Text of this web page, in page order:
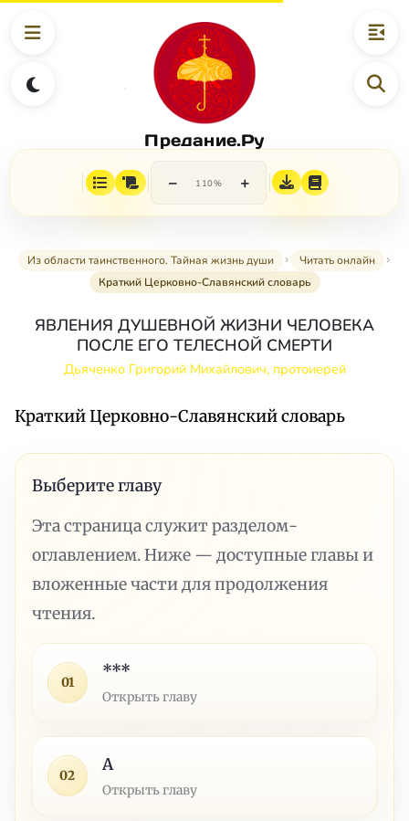
Предание.Ру
− 110% +
Из области таинственного. Тайная жизнь души
Читать онлайн
Краткий Церковно-Славянский словарь
ЯВЛЕНИЯ ДУШЕВНОЙ ЖИЗНИ ЧЕЛОВЕКА
ПОСЛЕ ЕГО ТЕЛЕСНОЙ СМЕРТИ
Дьяченко Григорий Михайлович, протоиерей
Краткий Церковно-Славянский словарь
Выберите главу
Эта страница служит разделом-
оглавлением. Ниже — доступные главы и
вложенные части для продолжения
чтения.
01
***
Открыть главу
02
А
Открыть главу